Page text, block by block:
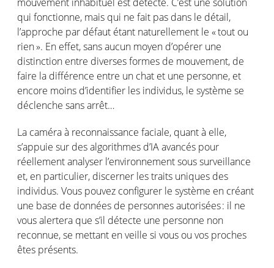
qui fonctionne, mais qui ne fait pas dans le détail,
l’approche par défaut étant naturellement le « tout ou
rien ». En effet, sansaucun moyen d’opérer une
distinction entre diversesformes de mouvement, de
faire la différence entre un chat et une personne, et
encore moins d’identifier les individus, le système se
déclenche sansarrêt…
La caméraà reconnaissance faciale, quant à elle,
s’appuie sur desalgorithmes d’IAavancés pour
réellementanalyser l’environnementsous surveillance
et, en particulier, discerner les traits uniques des
individus. Vous pouvez configurer le système en créant
une base de données de personnesautorisées: il ne
vousalertera que s’il détecte une personne non
reconnue, se mettant enveille si vous ou vos proches
êtes présents.